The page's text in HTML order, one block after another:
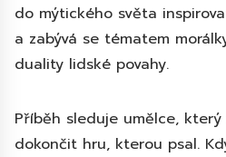
do mýtického světa
a zabývá se tématem
duality lidské povahy.
Příběh sleduje umělce,
dokončit hru, kterou psal.